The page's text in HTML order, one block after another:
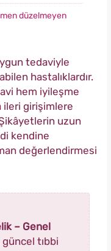
düzelmeyen
tedaviyle
hastalıklardır.
hem iyileşme
ileri girişimlere
uzun
kendine
değerlendirmesi
– Genel
tıbbi